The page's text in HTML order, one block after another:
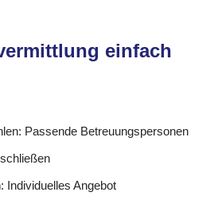
einfach
Passende Betreuungspersonen
Individuelles Angebot